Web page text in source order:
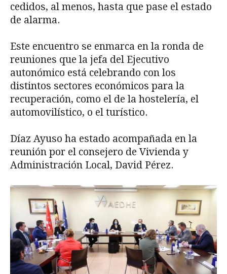
cedidos, al menos, hasta que pase el estado
de alarma.
Este encuentro se enmarca en la ronda de
reuniones que la jefa del Ejecutivo
autonómico está celebrando con los
distintos sectores económicos para la
recuperación, como el de la hostelería, el
automovilístico, o el turístico.
Díaz Ayuso ha estado acompañada en la
reunión por el consejero de Vivienda y
Administración Local, David Pérez.